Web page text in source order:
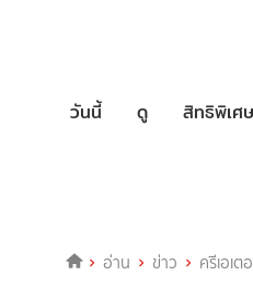
วันนี้ ดู สิทธิพิเศษ
อ่าน ข่าว ครีเอเต